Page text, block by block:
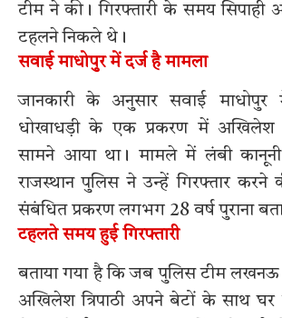
टीम ने की। गिरफ्तारी के समय
टहलने निकले थे।
सवाई माधोपुर में दर्ज है मामला
जानकारी के अनुसार सवाई माधोपुर
धोखाधड़ी के एक प्रकरण में अखिलेश
सामने आया था। मामले में लंबी कानूनी
राजस्थान पुलिस ने उन्हें गिरफ्तार करने
संबंधित प्रकरण लगभग 28 वर्ष पुराना
टहलते समय हुई गिरफ्तारी
बताया गया है कि जब पुलिस टीम
अखिलेश त्रिपाठी अपने बेटों के साथ